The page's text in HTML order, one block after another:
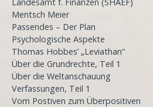
Mentsch Meier
Passendes – Der Plan
Psychologische Aspekte
Thomas Hobbes’ „Leviathan“
Über die Grundrechte, Teil 1
Über die Weltanschauung
Verfassungen, Teil 1
Vom Postiven zum Überpositiven